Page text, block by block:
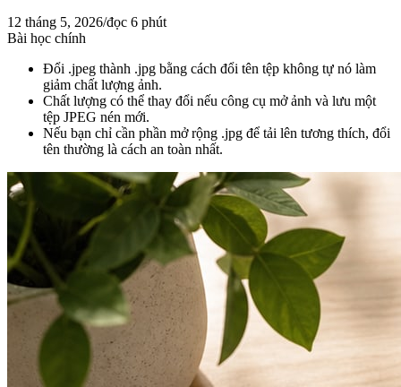
12 tháng 5, 2026/đọc 6 phút
Bài học chính
Đổi .jpeg thành .jpg bằng cách đổi tên tệp không tự nó làm
giảm chất lượng ảnh.
Chất lượng có thể thay đổi nếu công cụ mở ảnh và lưu một
tệp JPEG nén mới.
Nếu bạn chỉ cần phần mở rộng .jpg để tải lên tương thích, đổi
tên thường là cách an toàn nhất.